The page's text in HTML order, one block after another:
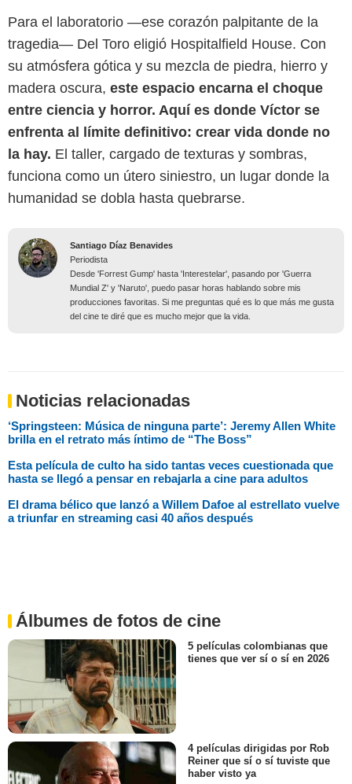
Para el laboratorio —ese corazón palpitante de la
tragedia— Del Toro eligió Hospitalfield House. Con
su atmósfera gótica y su mezcla de piedra, hierro y
madera oscura, este espacio encarna el choque
entre ciencia y horror. Aquí es donde Víctor se
enfrenta al límite definitivo: crear vida donde no
la hay. El taller, cargado de texturas y sombras,
funciona como un útero siniestro, un lugar donde la
humanidad se dobla hasta quebrarse.
Santiago Díaz Benavides
Periodista
Desde 'Forrest Gump' hasta 'Interestelar', pasando por 'Guerra
Mundial Z' y 'Naruto', puedo pasar horas hablando sobre mis
producciones favoritas. Si me preguntas qué es lo que más me gusta
del cine te diré que es mucho mejor que la vida.
Noticias relacionadas
‘Springsteen: Música de ninguna parte’: Jeremy Allen White
brilla en el retrato más íntimo de “The Boss”
Esta película de culto ha sido tantas veces cuestionada que
hasta se llegó a pensar en rebajarla a cine para adultos
El drama bélico que lanzó a Willem Dafoe al estrellato vuelve
a triunfar en streaming casi 40 años después
Álbumes de fotos de cine
5 películas colombianas que
tienes que ver sí o sí en 2026
4 películas dirigidas por Rob
Reiner que sí o sí tuviste que
haber visto ya